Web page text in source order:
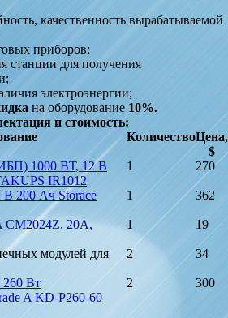
качественность вырабатываемой
приборов;
станции для получения
электроэнергии;
на оборудование 10%.
и стоимость:
КоличествоЦена,
$
1000 ВТ, 12 В
IR1012
1 270
В 200 Ач Storace
1 362
CM2024Z, 20А,
1 19
модулей для
2 34
260 Вт
A KD-P260-60
2 300